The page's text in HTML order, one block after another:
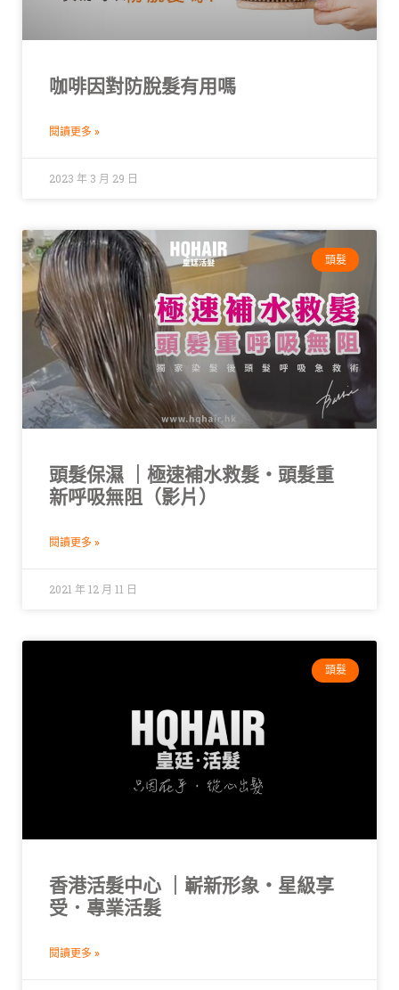
咖啡因對防脫髮有用嗎
閱讀更多 »
2023 年 3 月 29 日
頭髮
頭髮保濕 ｜極速補水救髮・頭髮重
新呼吸無阻（影片）
閱讀更多 »
2021 年 12 月 11 日
頭髮
香港活髮中心 ｜嶄新形象・星級享
受．專業活髮
閱讀更多 »